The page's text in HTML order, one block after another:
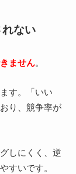
ない
ません。
す。「いい
り、競争率が
しにくく、逆
すいです。